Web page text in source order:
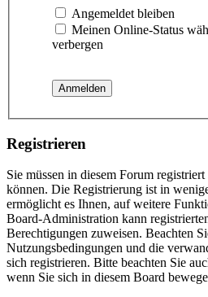
Angemeldet bleiben
Meinen Online-Status
verbergen
Registrieren
Sie müssen in diesem Forum
können. Die Registrierung ist in
ermöglicht es Ihnen, auf weitere
Board-Administration kann
Berechtigungen zuweisen. Beachten
Nutzungsbedingungen und die
sich registrieren. Bitte beachten Sie
wenn Sie sich in diesem Board